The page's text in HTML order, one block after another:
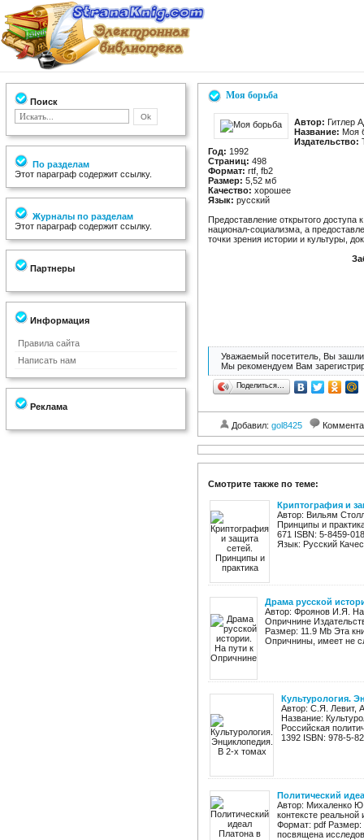
Поиск
По разделам
Этот параграф содержит ссылку.
Журналы по разделам
Этот параграф содержит ссылку.
Партнеры
Информация
Правила сайта
Написать нам
Реклама
Моя борьба
Автор: Гитлер
Название: Моя
Издательство:
Год: 1992
Страниц: 498
Формат: rtf, fb2
Размер: 5,52 мб
Качество: хорошее
Язык: русский
Предоставление открытого доступа
национал-социализма, а
точки зрения истории и культуры,
Уважаемый посетитель, Вы зашли
Мы рекомендуем Вам
Поделиться…
Добавил: gol8425
Смотрите также по теме:
Криптография и
Автор: Вильям
Принципы и
671 ISBN: 5-8459-
Язык: Русский
Драма русской
Автор: Фроянов И.Я.
Опричнине
Размер: 11.9 Mb Эта
Опричнины, имеет не
Культурология.
Автор: С.Я. Левит,
Название:
Российская
1392 ISBN: 978-5-
Политический
Автор: Михаленко
контексте
Формат: pdf Размер:
посвящена